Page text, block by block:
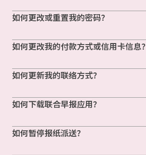
如何更改或重置我的密码？
如何更改我的付款方式或信用卡信息？
如何更新我的联络方式？
如何下载联合早报应用？
如何暂停报纸派送？